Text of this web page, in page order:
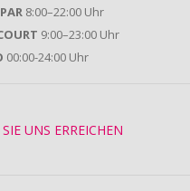
8:00–22:00 Uhr
9:00–23:00 Uhr
00:00-24:00 Uhr
UNS ERREICHEN